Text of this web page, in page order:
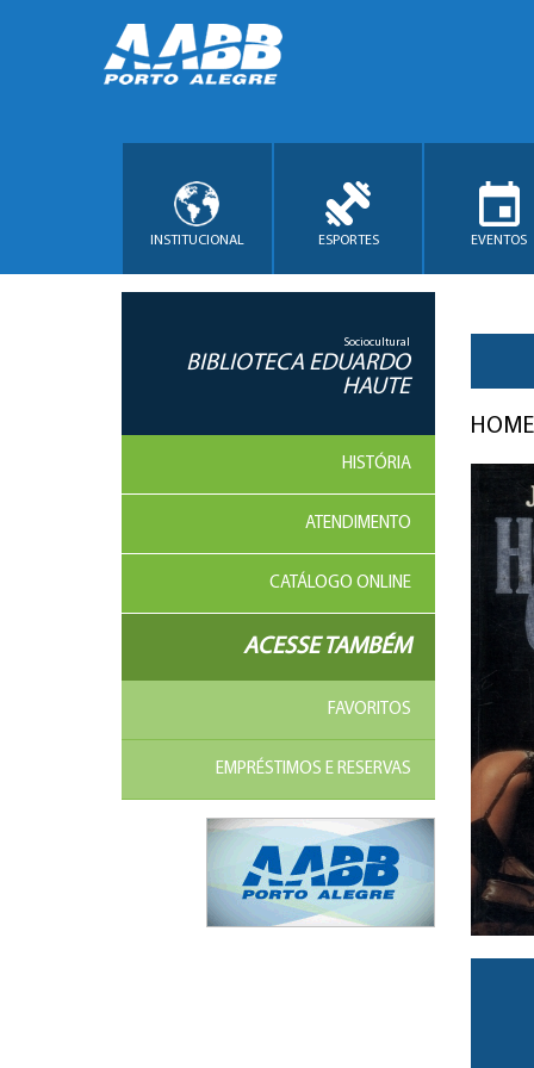
INSTITUCIONAL ESPORTES EVENTOS
Sociocultural
BIBLIOTECA EDUARDO
HAUTE
HISTÓRIA
ATENDIMENTO
CATÁLOGO ONLINE
ACESSE TAMBÉM
FAVORITOS
EMPRÉSTIMOS E RESERVAS